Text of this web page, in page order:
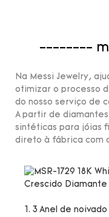
--------
Na Messi Jewelry,
otimizar o processo
do nosso serviço de
A partir de
sintéticas para jóias
direto à fábrica com
3 Anel de noivado